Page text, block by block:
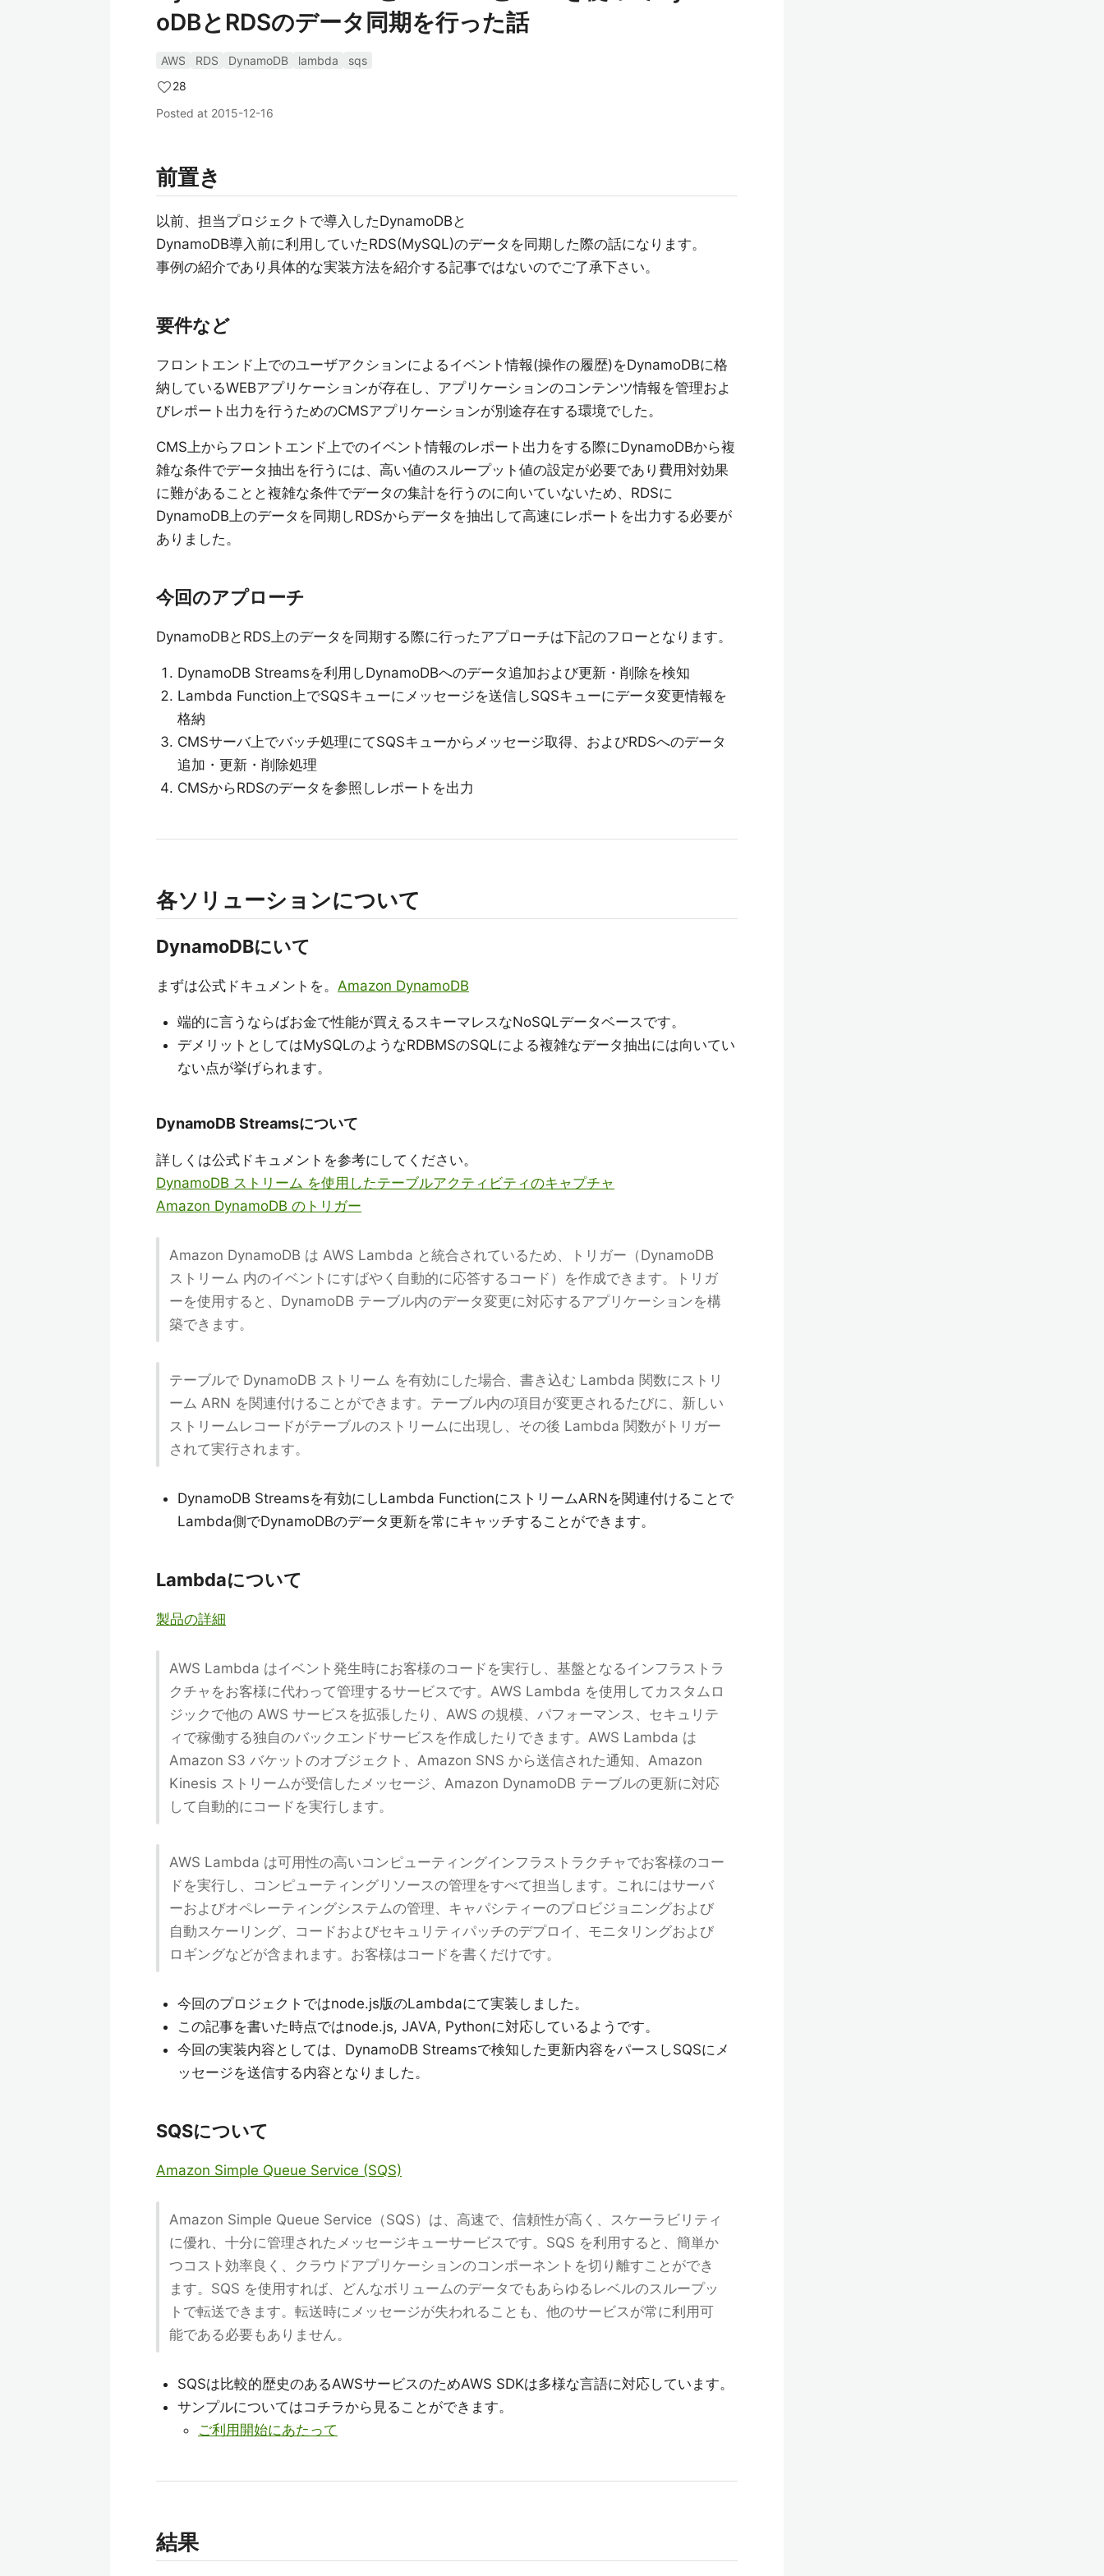
oDBとRDSのデータ同期を行った話
AWS RDS DynamoDB lambda
sqs
28
Posted at 2015-12-16
前置き
以前、担当プロジェクトで導入したDynamoDBと
DynamoDB導入前に利用していたRDS(MySQL)のデータを同期した際の話になります。
事例の紹介であり具体的な実装方法を紹介する記事ではないのでご了承下さい。
要件など
フロントエンド上でのユーザアクションによるイベント情報(操作の履歴)をDynamoDBに格
納しているWEBアプリケーションが存在し、アプリケーションのコンテンツ情報を管理およ
びレポート出力を行うためのCMSアプリケーションが別途存在する環境でした。
CMS上からフロントエンド上でのイベント情報のレポート出力をする際にDynamoDBから複
雑な条件でデータ抽出を行うには、高い値のスループット値の設定が必要であり費用対効果
に難があることと複雑な条件でデータの集計を行うのに向いていないため、RDSに
DynamoDB上のデータを同期しRDSからデータを抽出して高速にレポートを出力する必要が
ありました。
今回のアプローチ
DynamoDBとRDS上のデータを同期する際に行ったアプローチは下記のフローとなります。
DynamoDB Streamsを利用しDynamoDBへのデータ追加および更新・削除を検知
Lambda Function上でSQSキューにメッセージを送信しSQSキューにデータ変更情報を
格納
CMSサーバ上でバッチ処理にてSQSキューからメッセージ取得、およびRDSへのデータ
追加・更新・削除処理
CMSからRDSのデータを参照しレポートを出力
各ソリューションについて
DynamoDBにいて
まずは公式ドキュメントを。 Amazon DynamoDB
端的に言うならばお金で性能が買えるスキーマレスなNoSQLデータベースです。
デメリットとしてはMySQLのようなRDBMSのSQLによる複雑なデータ抽出には向いてい
ない点が挙げられます。
DynamoDB Streamsについて
詳しくは公式ドキュメントを参考にしてください。
DynamoDB ストリーム を使用したテーブルアクティビティのキャプチャ
Amazon DynamoDB のトリガー
Amazon DynamoDB は AWS Lambda と統合されているため、トリガー（DynamoDB
ストリーム 内のイベントにすばやく自動的に応答するコード）を作成できます。トリガ
ーを使用すると、DynamoDB テーブル内のデータ変更に対応するアプリケーションを構
築できます。
テーブルで DynamoDB ストリーム を有効にした場合、書き込む Lambda 関数にストリ
ーム ARN を関連付けることができます。テーブル内の項目が変更されるたびに、新しい
ストリームレコードがテーブルのストリームに出現し、その後 Lambda 関数がトリガー
されて実行されます。
DynamoDB Streamsを有効にしLambda FunctionにストリームARNを関連付けることで
Lambda側でDynamoDBのデータ更新を常にキャッチすることができます。
Lambdaについて
製品の詳細
AWS Lambda はイベント発生時にお客様のコードを実行し、基盤となるインフラストラ
クチャをお客様に代わって管理するサービスです。AWS Lambda を使用してカスタムロ
ジックで他の AWS サービスを拡張したり、AWS の規模、パフォーマンス、セキュリテ
ィで稼働する独自のバックエンドサービスを作成したりできます。AWS Lambda は
Amazon S3 バケットのオブジェクト、Amazon SNS から送信された通知、Amazon
Kinesis ストリームが受信したメッセージ、Amazon DynamoDB テーブルの更新に対応
して自動的にコードを実行します。
AWS Lambda は可用性の高いコンピューティングインフラストラクチャでお客様のコー
ドを実行し、コンピューティングリソースの管理をすべて担当します。これにはサーバ
ーおよびオペレーティングシステムの管理、キャパシティーのプロビジョニングおよび
自動スケーリング、コードおよびセキュリティパッチのデプロイ、モニタリングおよび
ロギングなどが含まれます。お客様はコードを書くだけです。
今回のプロジェクトではnode.js版のLambdaにて実装しました。
この記事を書いた時点ではnode.js, JAVA, Pythonに対応しているようです。
今回の実装内容としては、DynamoDB Streamsで検知した更新内容をパースしSQSにメ
ッセージを送信する内容となりました。
SQSについて
Amazon Simple Queue Service (SQS)
Amazon Simple Queue Service（SQS）は、高速で、信頼性が高く、スケーラビリティ
に優れ、十分に管理されたメッセージキューサービスです。SQS を利用すると、簡単か
つコスト効率良く、クラウドアプリケーションのコンポーネントを切り離すことができ
ます。SQS を使用すれば、どんなボリュームのデータでもあらゆるレベルのスループッ
トで転送できます。転送時にメッセージが失われることも、他のサービスが常に利用可
能である必要もありません。
SQSは比較的歴史のあるAWSサービスのためAWS SDKは多様な言語に対応しています。
サンプルについてはコチラから見ることができます。
ご利用開始にあたって
結果